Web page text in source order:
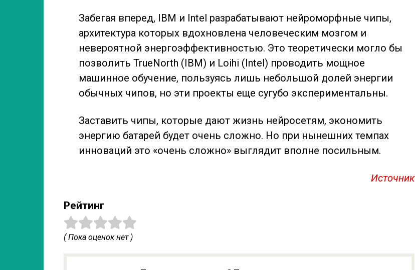
Забегая вперед, IBM и Intel разрабатывают нейроморфные чипы,
архитектура которых вдохновлена человеческим мозгом и
невероятной энергоэффективностью. Это теоретически могло бы
позволить TrueNorth (IBM) и Loihi (Intel) проводить мощное
машинное обучение, пользуясь лишь небольшой долей энергии
обычных чипов, но эти проекты еще сугубо экспериментальны.
Заставить чипы, которые дают жизнь нейросетям, экономить
энергию батарей будет очень сложно. Но при нынешних темпах
инноваций это «очень сложно» выглядит вполне посильным.
Источник
Рейтинг
( Пока оценок нет )